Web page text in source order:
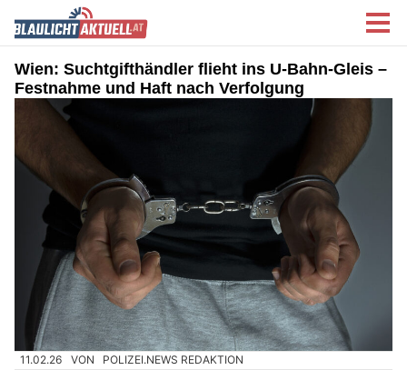
Wien: Suchtgifthändler flieht ins U-Bahn-Gleis –
Festnahme und Haft nach Verfolgung
11.02.26 VON POLIZEI.NEWS REDAKTION